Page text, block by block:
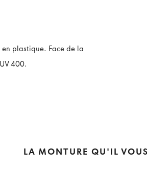
plastique. Face de la
400.
LA MONTURE QU'IL